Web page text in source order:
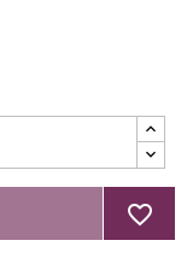
favorite_border